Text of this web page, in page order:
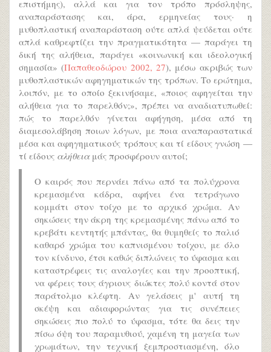
επιστήμης), αλλά και για τον τρόπο πρόσληψης,
αναπαράστασης και, άρα, ερμηνείας τους· η
μυθοπλαστική αναπαράσταση ούτε απλά ψεύδεται ούτε
απλά καθρεφτίζει την πραγματικότητα — παράγει τη
δική της αλήθεια, παράγει «κοινωνική και ιδεολογική
σημασία» (Παπαθεοδώρου 2002, 27), μέσω ακριβώς των
μυθοπλαστικών αφηγηματικών της τρόπων. Το ερώτημα,
λοιπόν, με το οποίο ξεκινήσαμε, «ποιος αφηγείται την
αλήθεια για το παρελθόν;», πρέπει να αναδιατυπωθεί:
πώς το παρελθόν γίνεται αφήγηση, μέσα από τη
διαμεσολάβηση ποιων λόγων, με ποια αναπαραστατικά
μέσα και αφηγηματικούς τρόπους και τί είδους γνώση ―
τί είδους αλήθειαμάς προσφέρουν αυτοί;
Ο καιρός που περνάει πάνω από τα πολύχρονα
κρεμασμένα κάδρα, αφήνει ένα τετράγωνο
κομμάτι στον τοίχο με το αρχικό χρώμα. Αν
σηκώσεις την άκρη της κρεμασμένης πάνω από το
κρεβάτι κεντητής μπάντας, θα θυμηθείς το παλιό
καθαρό χρώμα του καπνισμένου τοίχου, με όλο
τον κίνδυνο, έτσι καθώς διπλώνεις το ύφασμα και
καταστρέφεις τις αναλογίες και την προοπτική,
να φέρεις τους άγριους διώκτες πολύ κοντά στον
παράτολμο κλέφτη. Αν γελάσεις μ' αυτή τη
σκέψη και αδιαφορώντας για τις συνέπειες
σηκώσεις πιο πολύ το ύφασμα, τότε θα δεις την
πίσω όψη του παραμυθιού, χαμένη τη μαγεία των
χρωμάτων, την τεχνική ξεμπροστιασμένη, όλο